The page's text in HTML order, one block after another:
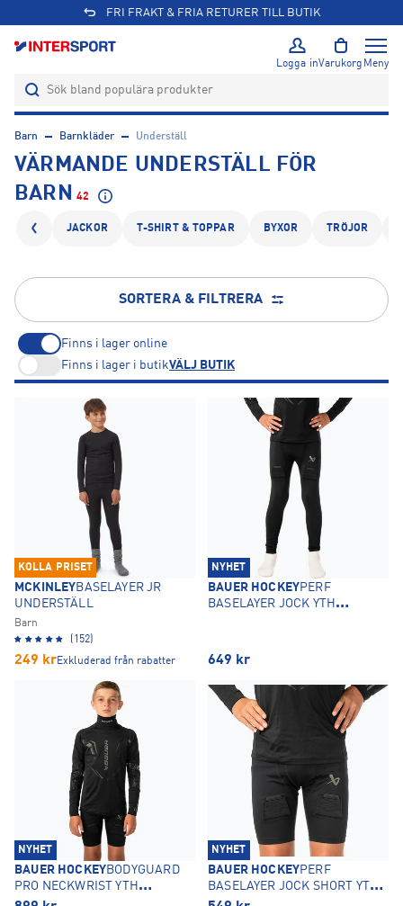
Logga inVarukorg Meny
Barn Barnkläder Underställ
VÄRMANDE UNDERSTÄLL FÖR
BARN 42
JACKOR T-SHIRT & TOPPAR BYXOR TRÖJOR
SORTERA & FILTRERA
Finns i lager online
Finns i lager i butikVÄLJ BUTIK
KOLLA PRISET
MCKINLEYBASELAYER JR
UNDERSTÄLL
Barn
(152)
249 krExkluderad från rabatter
NYHET
BAUER HOCKEYPERF
BASELAYER JOCK YTH
649 kr
NYHET
BAUER HOCKEYBODYGUARD
PRO NECKWRIST YTH
HALSSKYDDSTRÖJA
NYHET
BAUER HOCKEYPERF
BASELAYER JOCK SHORT YTH
SUSPBYXOR